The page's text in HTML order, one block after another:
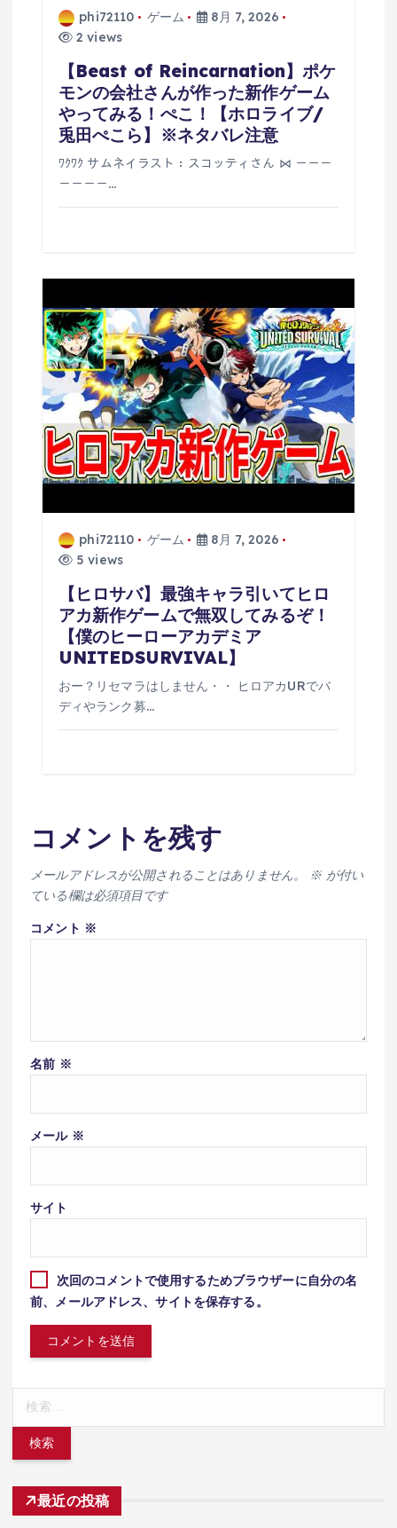
phi72110 ゲーム
8月 7, 2026
2 views
【Beast of Reincarnation】ポケ
モンの会社さんが作った新作ゲーム
やってみる！ぺこ！【ホロライブ/
兎田ぺこら】※ネタバレ注意
ﾜｸﾜｸ サムネイラスト：スコッティさん ⋈ －－－
－－－－…
phi72110 ゲーム
8月 7, 2026
5 views
【ヒロサバ】最強キャラ引いてヒロ
アカ新作ゲームで無双してみるぞ！
【僕のヒーローアカデミア
UNITEDSURVIVAL】
おー？リセマラはしません・・ ヒロアカURでバ
ディやランク募…
コメントを残す
メールアドレスが公開されることはありません。 ※が付い
ている欄は必須項目です
コメント ※
名前 ※
メール ※
サイト
次回のコメントで使用するためブラウザーに自分の名
前、メールアドレス、サイトを保存する。
最近の投稿